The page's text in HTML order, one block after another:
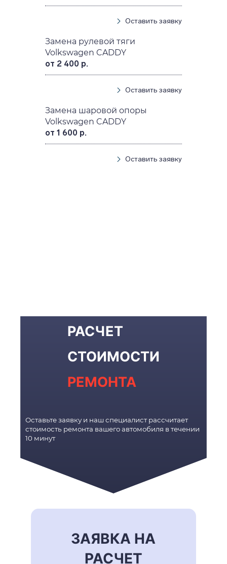
Оставить заявку
Замена рулевой тяги
Volkswagen CADDY
от 2 400 р.
Оставить заявку
Замена шаровой опоры
Volkswagen CADDY
от 1 600 р.
Оставить заявку
РАСЧЕТ
СТОИМОСТИ
РЕМОНТА
Оставьте заявку и наш специалист рассчитает
стоимость ремонта вашего автомобиля в течении
10 минут
ЗАЯВКА НА
РАСЧЕТ